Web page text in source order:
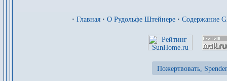
· Главная · О Рудольфе Штейнере · Содержание
Пожертвовать,